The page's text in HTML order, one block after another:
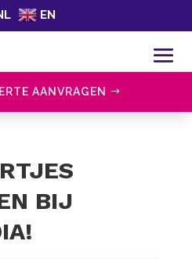
EN
AANVRAGEN
BIJ